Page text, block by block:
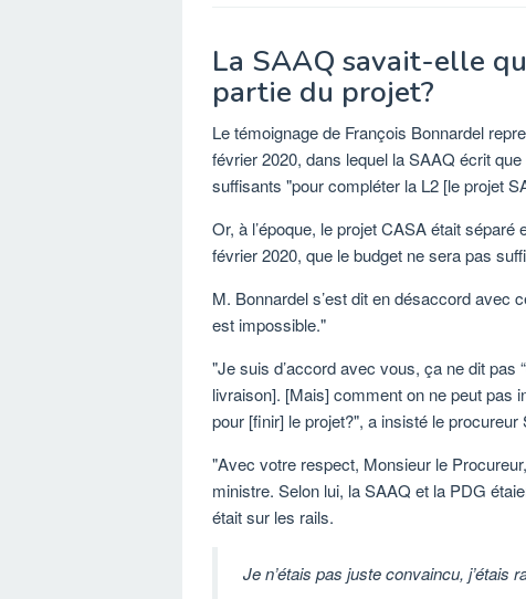
La SAAQ savait-elle
partie du projet?
Le témoignage de François Bonnardel
février 2020, dans lequel la SAAQ écrit
suffisants pour compléter la L2 [le projet
Or, à l’époque, le projet CASA était
février 2020, que le budget ne sera pas
M. Bonnardel s’est dit en désaccord avec
est impossible.
Je suis d’accord avec vous, ça ne dit pas
livraison]. [Mais] comment on ne peut pas
pour [finir] le projet? , a insisté le procureur
Avec votre respect, Monsieur le
ministre. Selon lui, la SAAQ et la PDG
était sur les rails.
Je n’étais pas juste convaincu, j’étais